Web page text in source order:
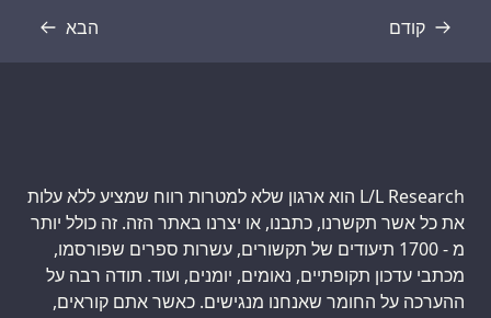
קודם
תמליל הבא
תמליל
L/L Research הוא ארגון שלא למטרות רווח שמציע ללא עלות
את כל אשר תקשרנו, כתבנו, או יצרנו באתר הזה. זה כולל יותר
מ - 1700 תיעודים של תקשורים, עשרות ספרים שפורסמו,
מכתבי עדכון תקופתיים, נאומים, יומנים, ועוד. תודה רבה על
ההערכה על החומר שאנחנו מנגישים. כאשר אתם קוראים,